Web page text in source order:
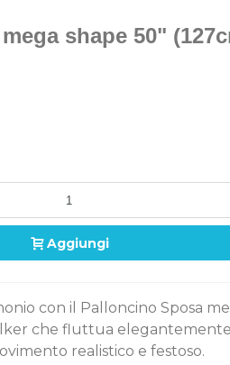
shape 50"
Aggiungi
con il Palloncino Sposa
che fluttua
realistico e festoso.